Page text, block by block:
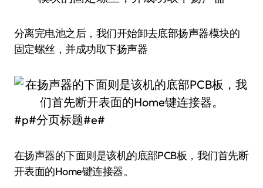
分离完电池之后，我们开始卸去底部扬声器模块的
固定螺丝，并成功取下扬声器
#p#分页标题#e#
在扬声器的下面则是该机的底部PCB板，我们首先断
开表面的Home键连接器。